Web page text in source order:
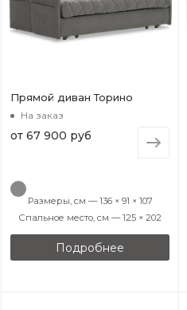
Прямой диван Торино
На заказ
от 67 900 руб
Размеры, см — 136 × 91 × 107
Спальное место, см — 125 × 202
Подробнее